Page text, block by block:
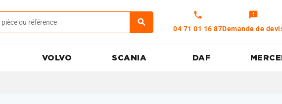
call
04 71 01 16 87
feedback
Demande de
VOLVO SCANIA DAF